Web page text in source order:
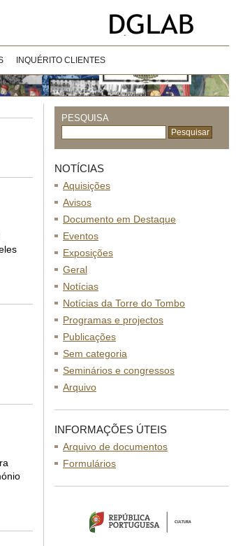
INQUÉRITO CLIENTES
PESQUISA
NOTÍCIAS
Aquisições
Avisos
Documento em Destaque
Eventos
Exposições
Geral
Notícias
Notícias da Torre do Tombo
Programas e projectos
Publicações
Sem categoria
Seminários e congressos
Arquivo
INFORMAÇÕES ÚTEIS
Arquivo de documentos
Formulários